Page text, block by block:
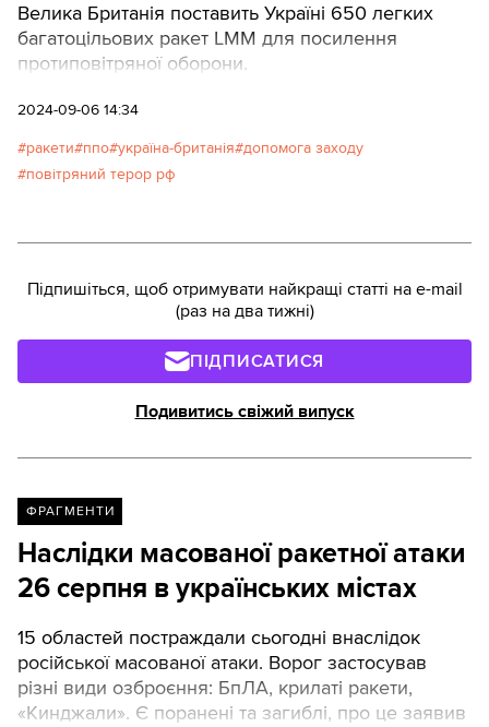
Велика Британія поставить Україні 650 легких
багатоцільових ракет LMM для посилення
протиповітряної оборони.
2024-09-06 14:34
ракети ппо україна-британія допомога заходу
повітряний терор рф
Підпишіться, щоб отримувати найкращі статті на e-mail
(раз на два тижні)
ПІДПИСАТИСЯ
Подивитись свіжий випуск
ФРАГМЕНТИ
Наслідки масованої ракетної атаки
26 серпня в українських містах
15 областей постраждали сьогодні внаслідок
російської масованої атаки. Ворог застосував
різні види озброєння: БпЛА, крилаті ракети,
«Кинджали». Є поранені та загиблі, про це заявив